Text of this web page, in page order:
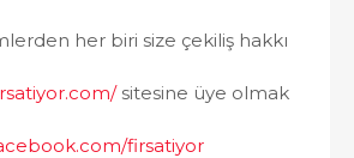
her biri size çekiliş hakkı
sitesine üye olmak
firsatiyor